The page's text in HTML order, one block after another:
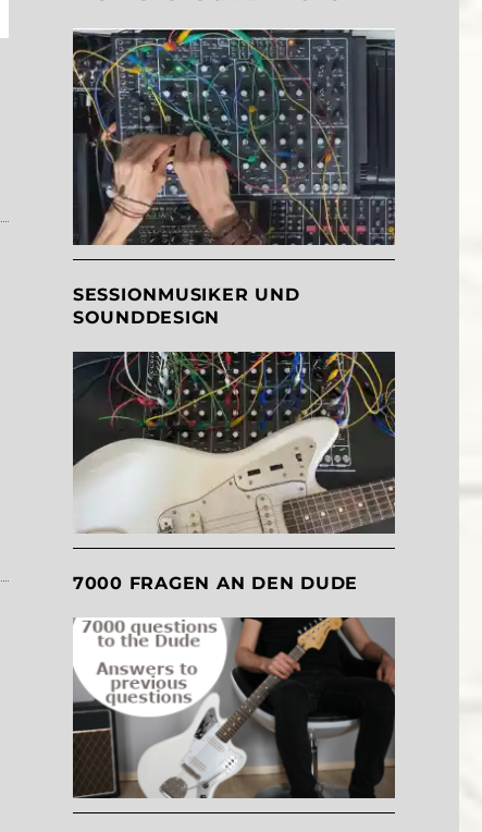
SESSIONMUSIKER UND
SOUNDDESIGN
7000 FRAGEN AN DEN DUDE